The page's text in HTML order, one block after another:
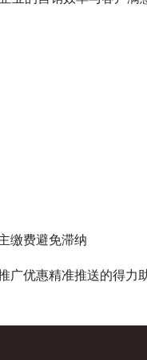
缴费避免滞纳
广优惠精准推送的得力